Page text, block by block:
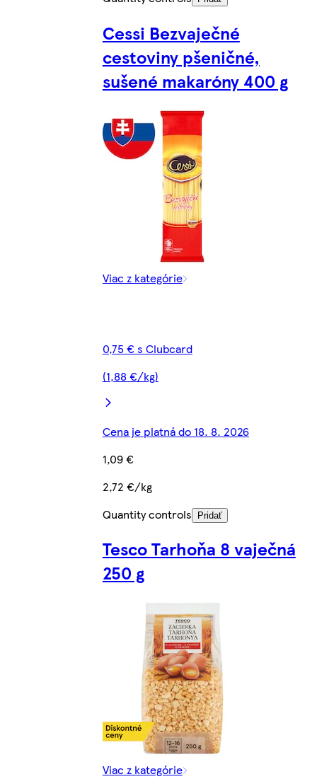
Cessi Bezvaječné
cestoviny pšeničné,
sušené makaróny 400 g
Viac z kategórie
0,75 € s Clubcard
(1,88 €/kg)
Cena je platná do 18. 8. 2026
1,09 €
2,72 €/kg
Quantity controls
Pridať
Tesco Tarhoňa 8 vaječná
250 g
Viac z kategórie